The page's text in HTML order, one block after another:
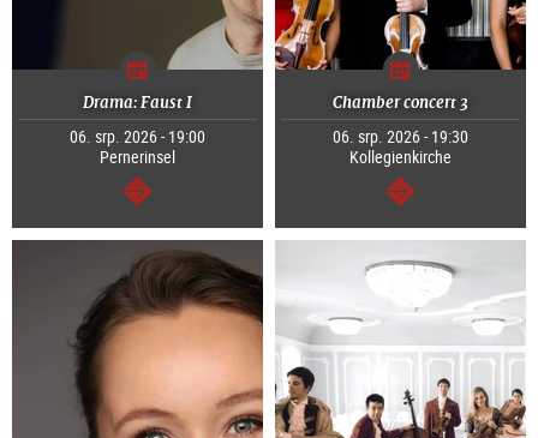
Drama: Faust I
06. srp. 2026 - 19:00
Pernerinsel
continue
Chamber concert 3
06. srp. 2026 - 19:30
Kollegienkirche
continue